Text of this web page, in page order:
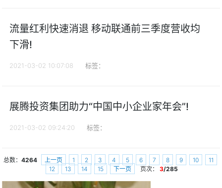
流量红利快速消退 移动联通前三季度营收均
下滑!
2021-03-02 10:07:08 标签：
展腾投资集团助力“中国中小企业家年会”!
2021-03-02 09:24:20 标签：
总数： 4264 上一页 1 2 3 4 5 6 7 8 9 10
11
12
13 14 15 下一页 页次： 3/285